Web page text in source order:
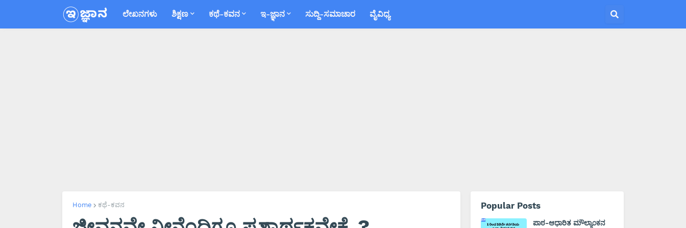
ಲೇಖನಗಳು ಶಿಕ್ಷಣ ಕಥೆ-ಕವನ ಇ-ಜ್ಞಾನ ಸುದ್ದಿ-ಸಮಾಚಾರ ವೈವಿಧ್ಯ
Home ಕಥೆ-ಕವನ Popular Posts
ಪಾಠ-ಆಧಾರಿತ ಮೌಲ್ಯಾಂಕನ